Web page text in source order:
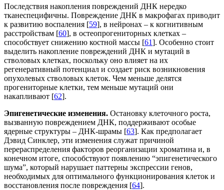
Последствия накопления повреждений ДНК нередко
тканеспецифичны. Повреждение ДНК в макрофагах приводит
к развитию воспаления [59], в нейронах – к когнитивным
расстройствам [60], в остеопрогениторных клетках –
способствует снижению костной массы [61]. Особенно стоит
выделить накопление повреждений ДНК и мутаций в
стволовых клетках, поскольку оно влияет на их
регенеративный потенциал и создает риск возникновения
опухолевых стволовых клеток. Чем меньше делятся
прогениторные клетки, тем меньше мутаций они
накапливают [62].
Эпигенетические изменения. Остановку клеточного роста,
вызванную повреждением ДНК, поддерживают особые
ядерные структуры – ДНК-шрамы [63]. Как предполагает
Дэвид Синклер, эти изменения служат причиной
перераспределения факторов реорганизации хроматина и, в
конечном итоге, способствуют появлению “эпигенетического
шума”, который нарушает паттерны экспрессии генов,
необходимых для оптимального функционирования клеток и
восстановления после повреждения [64].